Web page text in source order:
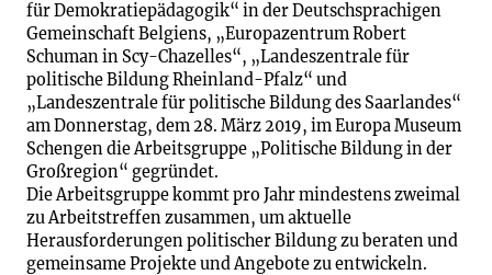
für Demokratiepädagogik“ in der Deutschsprachigen
Gemeinschaft Belgiens, „Europazentrum Robert
Schuman in Scy-Chazelles“, „Landeszentrale für
politische Bildung Rheinland-Pfalz“ und
„Landeszentrale für politische Bildung des Saarlandes“
am Donnerstag, dem 28. März 2019, im Europa Museum
Schengen die Arbeitsgruppe „Politische Bildung in der
Großregion“ gegründet.
Die Arbeitsgruppe kommt pro Jahr mindestens zweimal
zu Arbeitstreffen zusammen, um aktuelle
Herausforderungen politischer Bildung zu beraten und
gemeinsame Projekte und Angebote zu entwickeln.